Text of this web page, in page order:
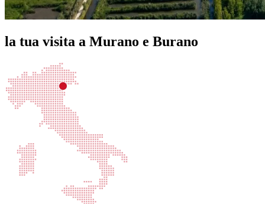
la tua visita a Murano e Burano